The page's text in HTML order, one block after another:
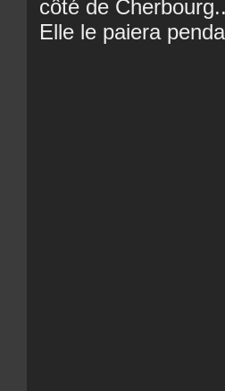
côté de
Elle le paiera